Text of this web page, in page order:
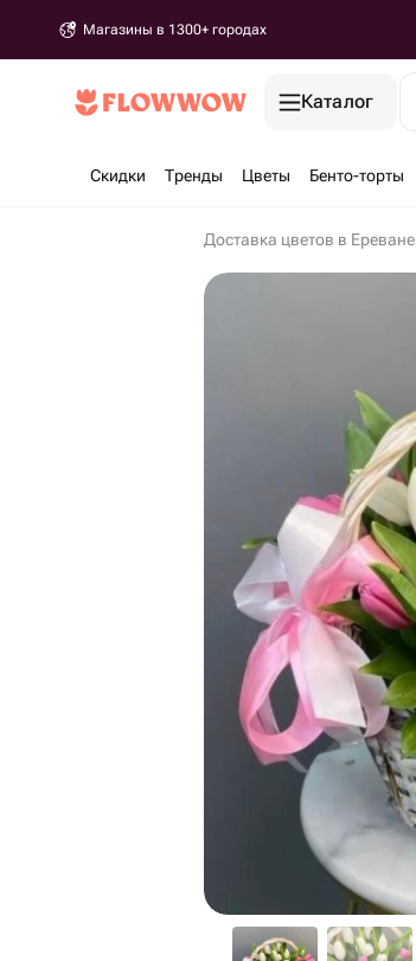
Магазины в 1300+ городах
Каталог
Скидки Тренды Цветы Бенто-торты
Доставка цветов в Ереване